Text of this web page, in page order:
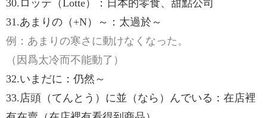
30.ロッテ（Lotte）：日本的零食、甜點公司
31.あまりの（+N）～：太過於～
例：あまりの寒さに動けなくなった。
（因爲太冷而不能動了）
32.いまだに：仍然～
33.店頭（てんとう）に並（なら）んでいる：在店裡